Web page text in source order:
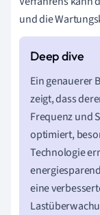
und die
Ein genauerer
zeigt, dass
Frequenz und
optimiert,
Technologie
eine